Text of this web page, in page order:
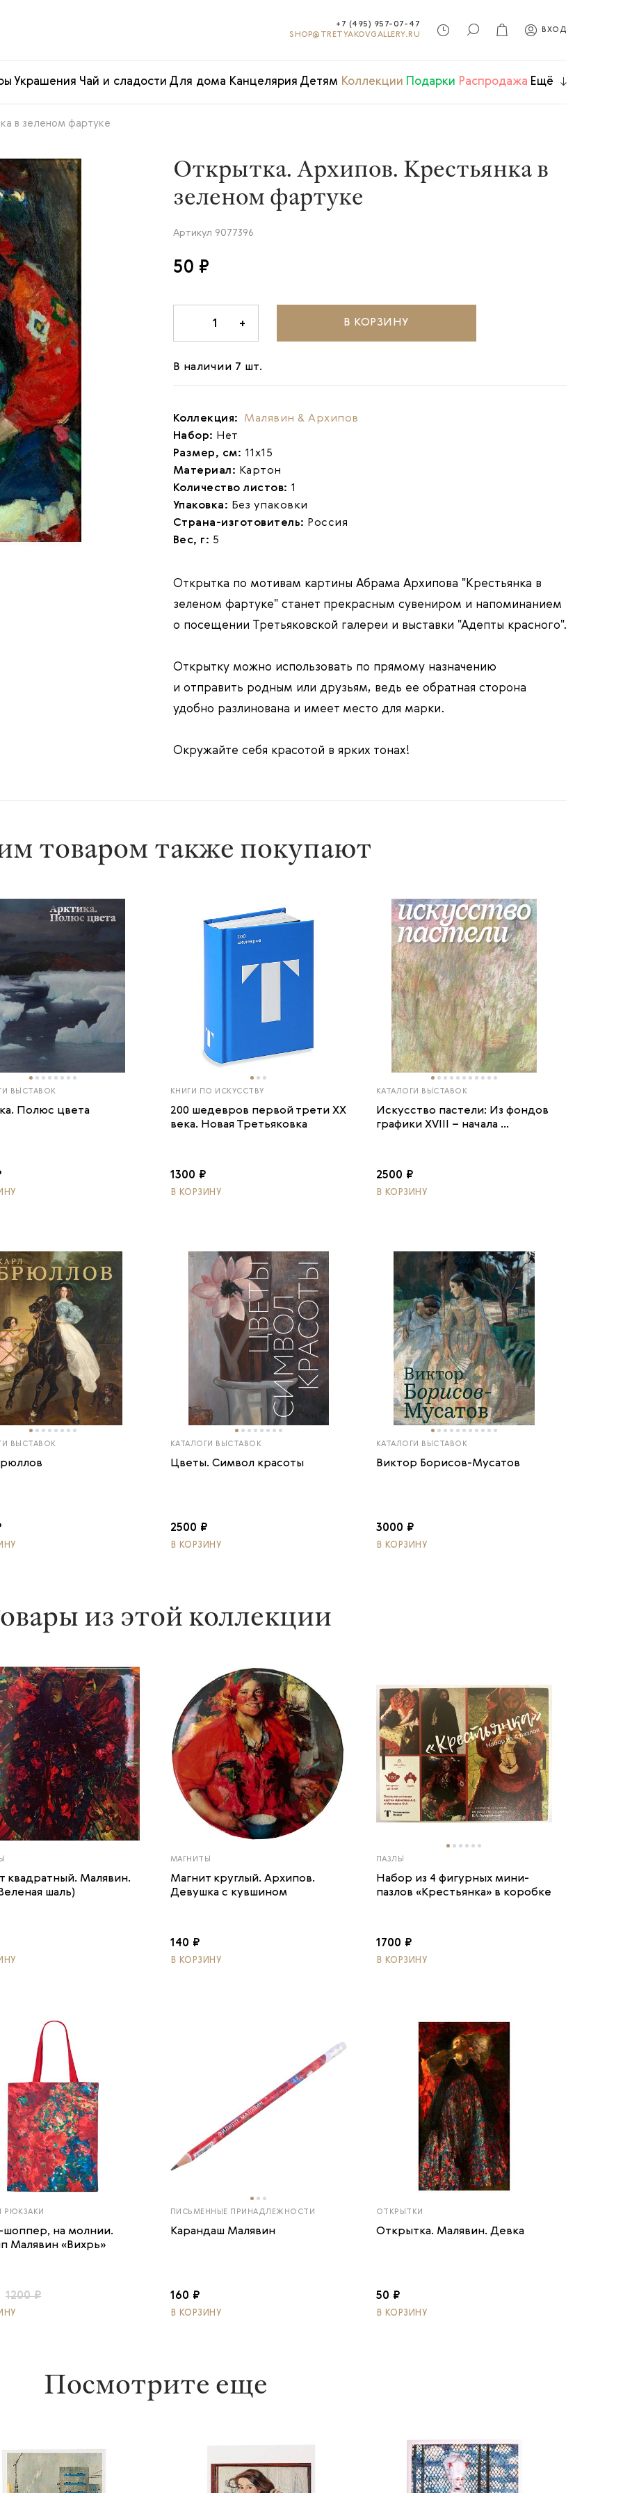
+7 (495) 957-07-47
SHOP@TRETYAKOVGALLERY.RU
ВХОД
Украшения Чай и сладости Для дома Канцелярия Детям Коллекции Подарки Распродажа Ещё
в зеленом фартуке
Открытка. Архипов. Крестьянка в
зеленом фартуке
Артикул 9077396
50 ₽
1 + В КОРЗИНУ
В наличии 7 шт.
Коллекция: Малявин & Архипов
Набор: Нет
Размер, см: 11х15
Материал: Картон
Количество листов: 1
Упаковка: Без упаковки
Страна-изготовитель: Россия
Вес, г: 5
Открытка по мотивам картины Абрама Архипова "Крестьянка в
зеленом фартуке" станет прекрасным сувениром и напоминанием
о посещении Третьяковской галереи и выставки "Адепты красного".
Открытку можно использовать по прямому назначению
и отправить родным или друзьям, ведь ее обратная сторона
удобно разлинована и имеет место для марки.
Окружайте себя красотой в ярких тонах!
товаром также покупают
ВЫСТАВОК
Полюс цвета
КНИГИ ПО ИСКУССТВУ
200 шедевров первой трети ХХ
века. Новая Третьяковка
1300 ₽
В КОРЗИНУ
КАТАЛОГИ ВЫСТАВОК
Искусство пастели: Из фондов
графики XVIII – начала ...
2500 ₽
В КОРЗИНУ
ВЫСТАВОК КАТАЛОГИ ВЫСТАВОК
Цветы. Символ красоты
2500 ₽
В КОРЗИНУ
КАТАЛОГИ ВЫСТАВОК
Виктор Борисов-Мусатов
3000 ₽
В КОРЗИНУ
из этой коллекции
квадратный. Малявин.
шаль)
МАГНИТЫ
Магнит круглый. Архипов.
Девушка с кувшином
140 ₽
В КОРЗИНУ
ПАЗЛЫ
Набор из 4 фигурных мини-
пазлов «Крестьянка» в коробке
1700 ₽
В КОРЗИНУ
РЮКЗАКИ
шоппер, на молнии.
Малявин «Вихрь»
1200 ₽
ПИСЬМЕННЫЕ ПРИНАДЛЕЖНОСТИ
Карандаш Малявин
160 ₽
В КОРЗИНУ
ОТКРЫТКИ
Открытка. Малявин. Девка
50 ₽
В КОРЗИНУ
Посмотрите еще